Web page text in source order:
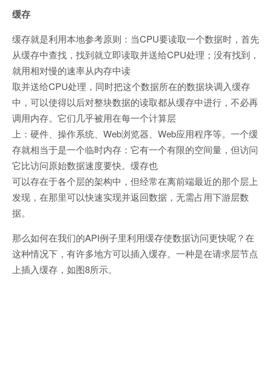
缓存
缓存就是利用本地参考原则：当CPU要读取一个数据时，首先
从缓存中查找，找到就立即读取并送给CPU处理；没有找到，
就用相对慢的速率从内存中读
取并送给CPU处理，同时把这个数据所在的数据块调入缓存
中，可以使得以后对整块数据的读取都从缓存中进行，不必再
调用内存。它们几乎被用在每一个计算层
上：硬件、操作系统、Web浏览器、Web应用程序等。一个缓
存就相当于是一个临时内存：它有一个有限的空间量，但访问
它比访问原始数据速度要快。缓存也
可以存在于各个层的架构中，但经常在离前端最近的那个层上
发现，在那里可以快速实现并返回数据，无需占用下游层数
据。
那么如何在我们的API例子里利用缓存使数据访问更快呢？在
这种情况下，有许多地方可以插入缓存。一种是在请求层节点
上插入缓存，如图8所示。